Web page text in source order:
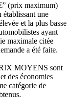
(prix maximum)
établissant une
et la plus basse
ayant
maximale citée
a été faite.
MOYENS sont
des économies
catégorie de